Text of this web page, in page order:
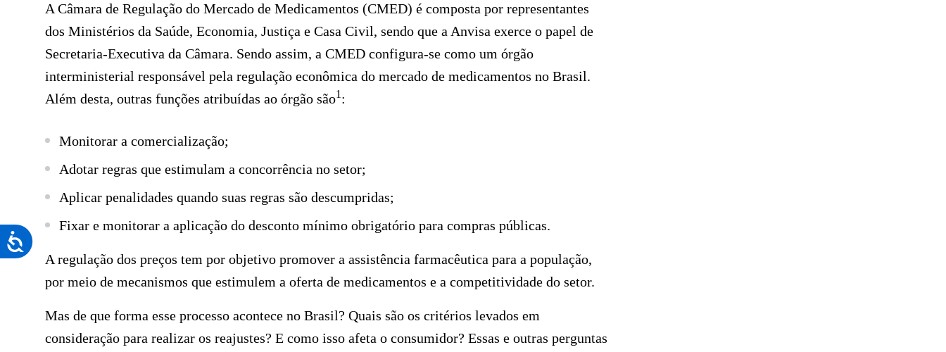
deficiências
F10
para
Acessibilidade
A Câmara de Regulação do Mercado de Medicamentos (CMED) é composta por representantes
dos Ministérios da Saúde, Economia, Justiça e Casa Civil, sendo que a Anvisa exerce o papel de
Secretaria-Executiva da Câmara. Sendo assim, a CMED configura-se como um órgão
interministerial responsável pela regulação econômica do mercado de medicamentos no Brasil.
Além desta, outras funções atribuídas ao órgão são1 :
Monitorar a comercialização;
Adotar regras que estimulam a concorrência no setor;
Aplicar penalidades quando suas regras são descumpridas;
Fixar e monitorar a aplicação do desconto mínimo obrigatório para compras públicas.
A regulação dos preços tem por objetivo promover a assistência farmacêutica para a população,
por meio de mecanismos que estimulem a oferta de medicamentos e a competitividade do setor.
Mas de que forma esse processo acontece no Brasil? Quais são os critérios levados em
consideração para realizar os reajustes? E como isso afeta o consumidor? Essas e outras perguntas